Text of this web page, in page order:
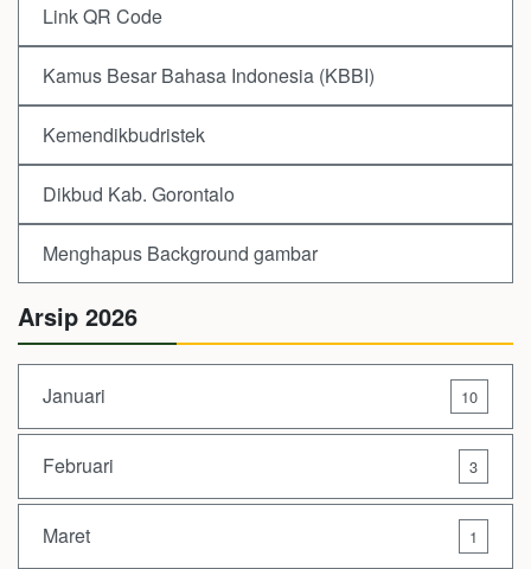
Link QR Code
Kamus Besar Bahasa Indonesia (KBBI)
Kemendikbudristek
Dikbud Kab. Gorontalo
Menghapus Background gambar
Arsip 2026
Januari 10
Februari 3
Maret 1